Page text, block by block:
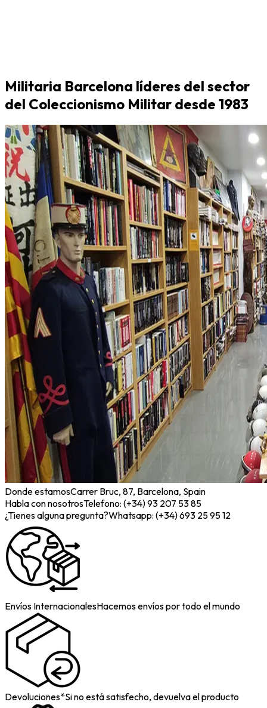
Militaria Barcelona líderes del sector
del Coleccionismo Militar desde 1983
Donde estamosCarrer Bruc, 87, Barcelona, Spain
Habla con nosotrosTelefono: (+34) 93 207 53 85
¿Tienes alguna pregunta?Whatsapp: (+34) 693 25 95 12
Envíos InternacionalesHacemos envíos por todo el mundo
Devoluciones*Si no está satisfecho, devuelva el producto